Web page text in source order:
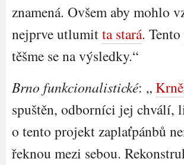
znamená. Ovšem aby mohlo
nejprve utlumitta stará.
těšme se na výsledky.“
Brno funkcionalistické: „
spuštěn, odborníci jej chválí,
o tento projekt zaplaťpánbů
řeknou mezi sebou.